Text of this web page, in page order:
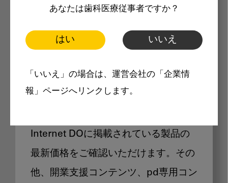
あなたは歯科医療従事者ですか？
はい いいえ
「いいえ」の場合は、運営会社の「企業情
報」ページへリンクします。
製品価格も閲覧可能
Internet DOに掲載されている製品の
最新価格をご確認いただけます。その
他、開業支援コンテンツ、pd専用コン